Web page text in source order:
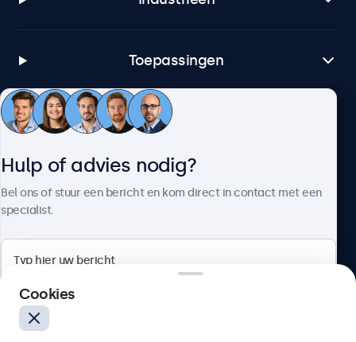
Toepassingen
Klantenservice
Hulp of advies nodig?
Bel ons of stuur een bericht en kom direct in contact met een
specialist.
Cookies